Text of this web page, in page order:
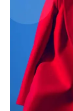
Privacy Policy
Terms of Use
X